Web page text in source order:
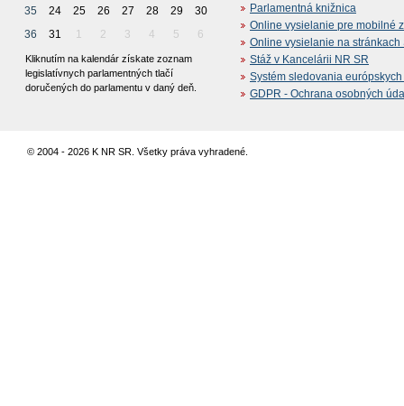
35
24 25 26 27 28 29
30
36
31 1 2 3 4 5 6
Kliknutím na kalendár získate zoznam
legislatívnych parlamentných tlačí
doručených do parlamentu v daný deň.
Parlamentná knižnica
Online vysielanie pre mobilné
Online vysielanie na stránkach
Stáž v Kancelárii NR SR
Systém sledovania
GDPR - Ochrana osobných
© 2004 - 2026 K NR SR. Všetky práva vyhradené.